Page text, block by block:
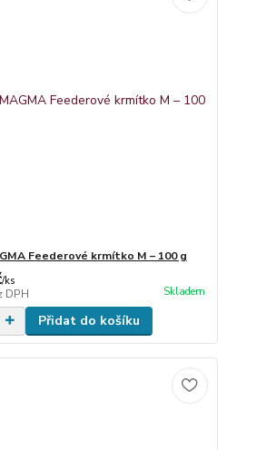
Feederové krmítko M – 100 g
/ks
DPH Skladem
Přidat do košíku